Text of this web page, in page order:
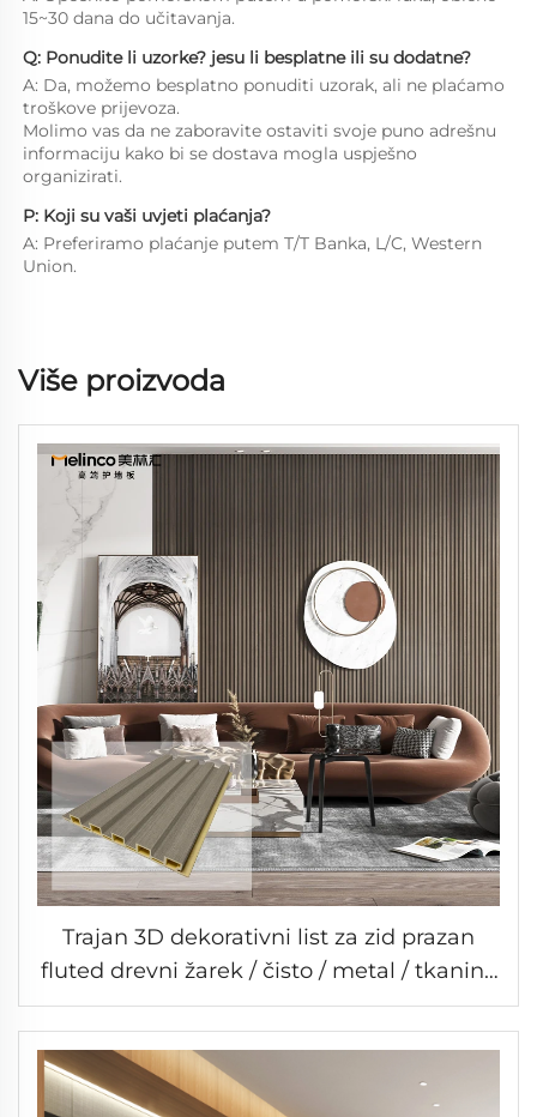
15~30 dana do učitavanja.
Q: Ponudite li uzorke? jesu li besplatne ili su dodatne?
A: Da, možemo besplatno ponuditi uzorak, ali ne plaćamo
troškove prijevoza.
Molimo vas da ne zaboravite ostaviti svoje puno adrešnu
informaciju kako bi se dostava mogla uspješno
organizirati.
P: Koji su vaši uvjeti plaćanja?
A: Preferiramo plaćanje putem T/T Banka, L/C, Western
Union.
Više proizvoda
Trajan 3D dekorativni list za zid prazan
fluted drevni žarek / čisto / metal / tkanina
boja za unutarnje dekoriranje zida